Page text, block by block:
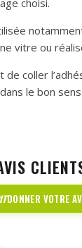
choisi.
vitre ou
coller
le bon
DONNER VOTRE